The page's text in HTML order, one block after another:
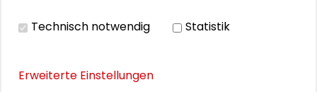
THEMEN ZU DIESEM BEITRAG
Demokratie und Engagement
Technisch notwendig Statistik
Erweiterte Einstellungen